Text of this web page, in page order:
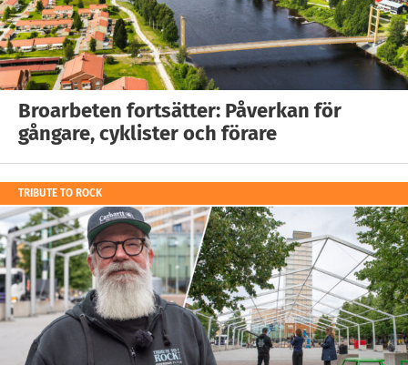
Broarbeten fortsätter: Påverkan för
gångare, cyklister och förare
TRIBUTE TO ROCK